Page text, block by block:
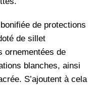
de protections
de sillet
ornementées de
blanches, ainsi
S’ajoutent à cela